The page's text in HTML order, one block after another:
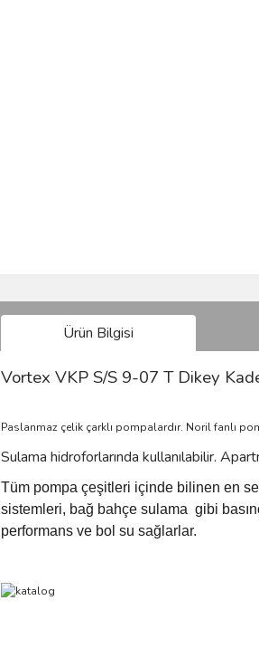
Ürün Bilgisi
Vortex VKP S/S 9-07 T Dikey
Paslanmaz çelik çarklı pompalardır. Noril fanlı
Sulama hidroforlarında kullanılabilir.
Tüm pompa çeşitleri içinde bilinen en
sistemleri, bağ bahçe sulama gibi
performans ve bol su sağlarlar.